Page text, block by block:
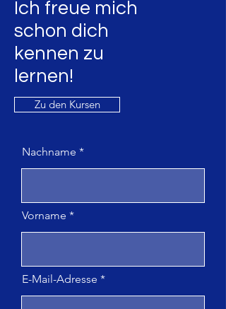
Ich freue mich
schon dich
kennen zu
lernen!
Zu den Kursen
Nachname
Vorname
E-Mail-Adresse